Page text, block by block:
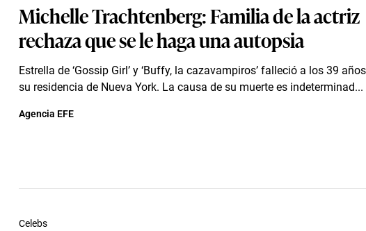
Michelle Trachtenberg: Familia de la actriz
rechaza que se le haga una autopsia
Estrella de ‘Gossip Girl’ y ‘Buffy, la cazavampiros’ falleció a los 39
su residencia de Nueva York. La causa de su muerte es indeterminad...
Agencia EFE
Celebs